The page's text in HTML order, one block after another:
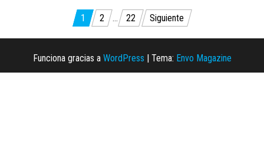
Paginación
de
entradas
1 2 … 22 Siguiente
Funciona gracias a WordPress Tema: Envo Magazine